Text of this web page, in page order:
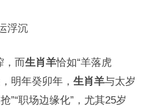
浮沉
，而生肖羊恰如“羊落虎
明年癸卯年， 生肖羊与太岁
”“职场边缘化”，尤其25岁